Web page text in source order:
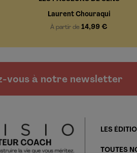
Laurent Chouraqui
À partir de14,99 €
vous à notre newsletter
LES
TOUTES